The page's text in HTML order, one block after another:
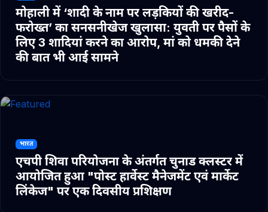
मोहाली में ‘शादी के नाम पर लड़कियों की खरीद-
फरोख्त’ का सनसनीखेज खुलासा: युवती पर पैसों के
लिए 3 शादियां करने का आरोप, मां को धमकी देने
की बात भी आई सामने
भारत
एचपी शिवा परियोजना के अंतर्गत चुनाड क्लस्टर में
आयोजित हुआ "पोस्ट हार्वेस्ट मैनेजमेंट एवं मार्केट
लिंकेज" पर एक दिवसीय प्रशिक्षण